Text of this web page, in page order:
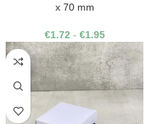
x 70 mm
€1.72 - €1.95